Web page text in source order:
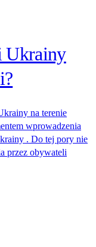
Ukrainy
na terenie
wprowadzenia
. Do tej pory nie
przez obywateli